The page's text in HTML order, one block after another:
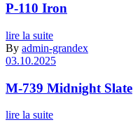
P-110 Iron
lire la suite
By admin-grandex
03.10.2025
M-739 Midnight Slate
lire la suite